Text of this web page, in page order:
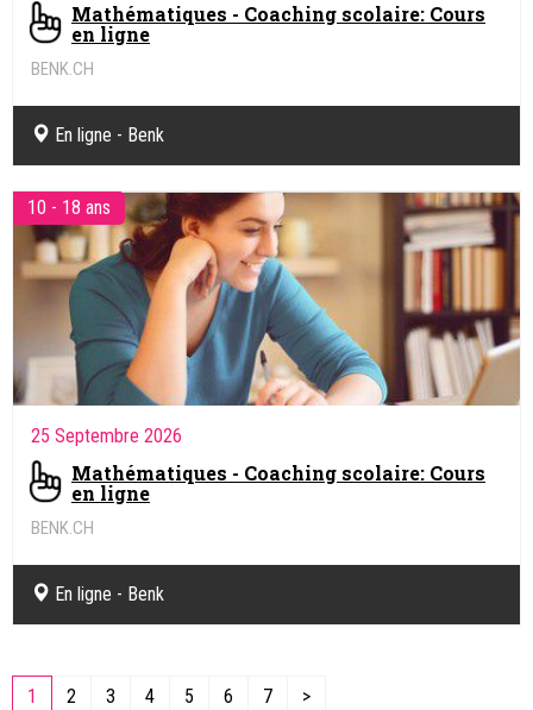
Mathématiques - Coaching scolaire: Cours
en ligne
BENK.CH
En ligne - Benk
10 - 18 ans
25 Septembre 2026
Mathématiques - Coaching scolaire: Cours
en ligne
BENK.CH
En ligne - Benk
1 2 3 4 5 6 7 >